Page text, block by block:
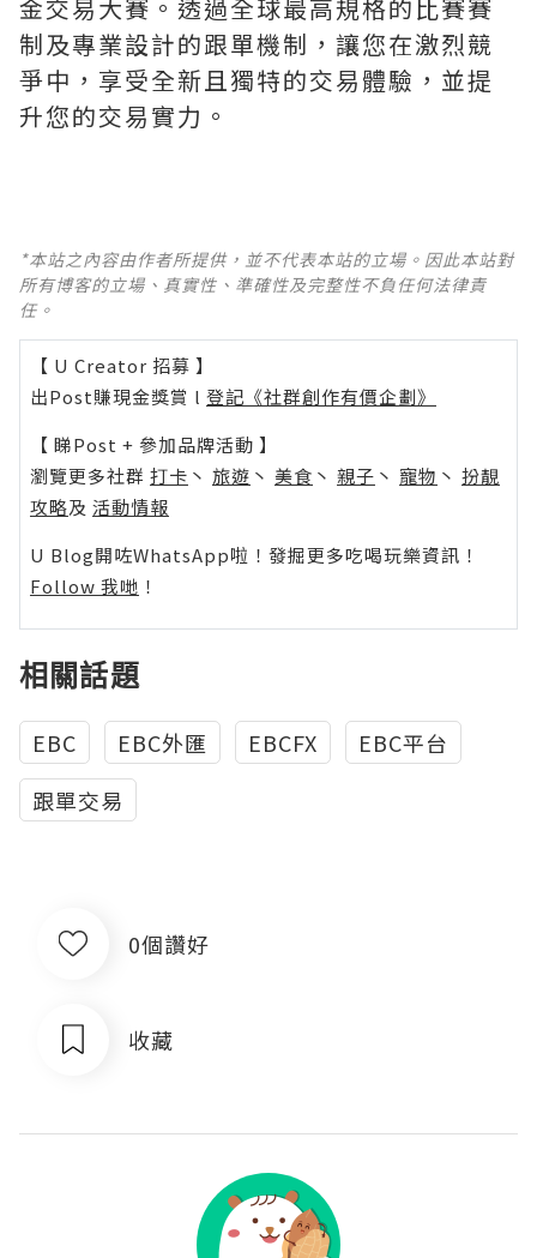
金交易大賽。透過全球最高規格的比賽賽
制及專業設計的跟單機制，讓您在激烈競
爭中，享受全新且獨特的交易體驗，並提
升您的交易實力。
*本站之內容由作者所提供，並不代表本站的立場。因此本站對
所有博客的立場、真實性、準確性及完整性不負任何法律責
任。
【 U Creator 招募 】
出Post賺現金獎賞 l 登記《社群創作有價企劃》
【 睇Post + 參加品牌活動 】
瀏覽更多社群 打卡 丶 旅遊 丶 美食 丶 親子 丶 寵物 丶 扮靚
攻略及 活動情報
U Blog開咗WhatsApp啦！發掘更多吃喝玩樂資訊！
Follow 我哋 ！
相關話題
EBC EBC外匯 EBCFX
EBC平台
跟單交易
0個讚好
收藏